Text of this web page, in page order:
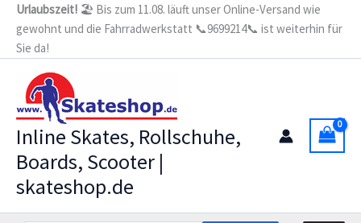
Zum
Inhalt
springen
Urlaubszeit! 🏖️ Bis zum 11.08. läuft unser Online-Versand wie
gewohnt und die Fahrradwerkstatt 📞9699214📞 ist weiterhin für
Sie da!
Inline Skates, Rollschuhe,
Boards, Scooter |
skateshop.de